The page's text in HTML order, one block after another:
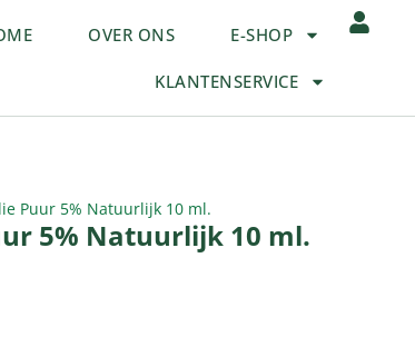
OVER ONS E-SHOP
KLANTENSERVICE
Puur 5% Natuurlijk 10 ml.
5% Natuurlijk 10 ml.